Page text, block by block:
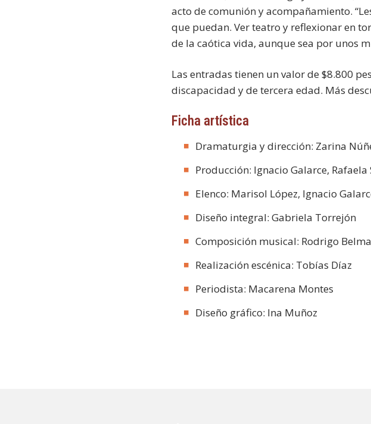
acto de comunión y acompañamiento.
que puedan. Ver teatro y reflexionar en
de la caótica vida, aunque sea por unos
Las entradas tienen un valor de $8.800
discapacidad y de tercera edad. Más
Ficha artística
Dramaturgia y dirección: Zarina
Producción: Ignacio Galarce, Rafaela
Elenco: Marisol López, Ignacio
Diseño integral: Gabriela Torrejón
Composición musical: Rodrigo
Realización escénica: Tobías Díaz
Periodista: Macarena Montes
Diseño gráfico: Ina Muñoz